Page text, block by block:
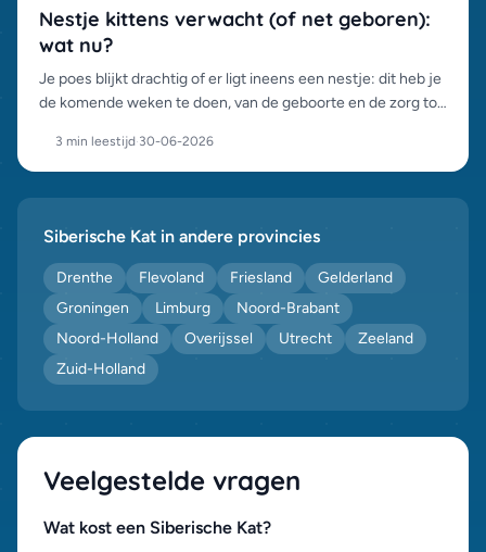
Nestje kittens verwacht (of net geboren):
wat nu?
Je poes blijkt drachtig of er ligt ineens een nestje: dit heb je
de komende weken te doen, van de geboorte en de zorg tot
3 min leestijd·30-06-2026
Siberische Kat in andere provincies
Drenthe Flevoland Friesland
Gelderland
Groningen
Limburg
Noord-Brabant
Noord-Holland
Overijssel Utrecht
Zeeland
Zuid-Holland
Veelgestelde vragen
Wat kost een Siberische Kat?